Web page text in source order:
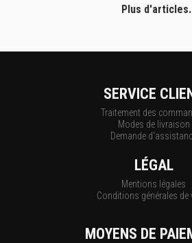
Plus
SERVICE
Traitement des
Modes de livraison
Demande
LÉGAL
Mentions légales
Conditions générales de
MOYENS DE